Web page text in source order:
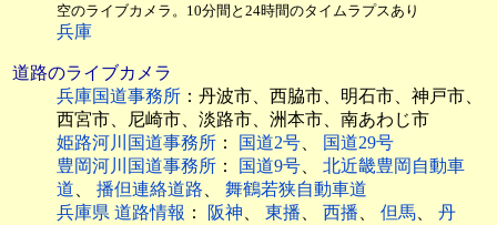
空のライブカメラ。10分間と24時間のタイムラプスあり
兵庫
道路のライブカメラ
兵庫国道事務所 ：丹波市、西脇市、明石市、神戸市、
西宮市、尼崎市、淡路市、洲本市、南あわじ市
姫路河川国道事務所 ： 国道2号、
国道29号
豊岡河川国道事務所 ： 国道9号、 北近畿豊岡自動車
道、 播但連絡道路、 舞鶴若狭自動車道
兵庫県 道路情報 ： 阪神、 東播、 西播、 但馬、 丹